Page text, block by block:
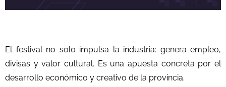
El festival no solo impulsa la industria: genera empleo,
divisas y valor cultural. Es una apuesta concreta por el
desarrollo económico y creativo de la provincia.